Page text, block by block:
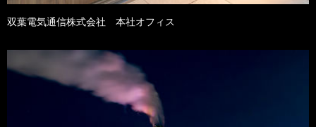
双葉電気通信株式会社 本社オフィス